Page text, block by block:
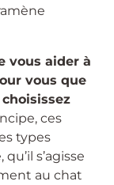
vous aider à
vous que
ces
types
s’agisse
au chat